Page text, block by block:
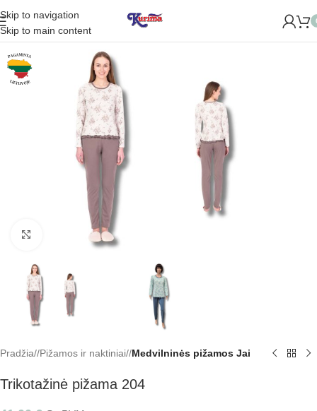
Skip to navigation
Skip to main content
NAUJĄ PARDUOTUVĘ ŽVĖRYNE (SĖLIŲ G. 29
Pradžia/ Pižamos ir naktiniai/ Medvilninės pižamos Jai
Trikotažinė pižama 204